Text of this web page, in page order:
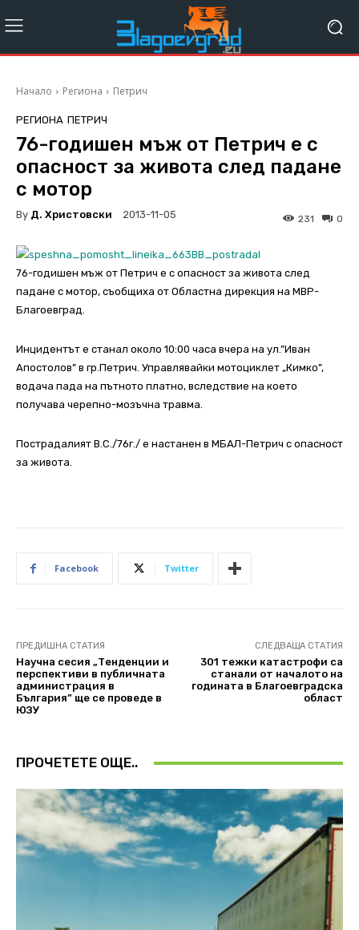
Начало Региона Петрич
РЕГИОНА ПЕТРИЧ
76-годишен мъж от Петрич е с
опасност за живота след падане
с мотор
By Д. Христовски 2013-11-05 0
231
76-годишен мъж от Петрич е с опасност за живота след
падане с мотор, съобщиха от Областна дирекция на МВР-
Благоевград.
Инцидентът е станал около 10:00 часа вчера на ул.”Иван
Апостолов” в гр.Петрич. Управлявайки мотоциклет „Кимко”,
водача пада на пътното платно, вследствие на което
получава черепно-мозъчна травма.
Пострадалият В.С./76г./ е настанен в МБАЛ-Петрич с опасност
за живота.
Facebook Twitter
ПРЕДИШНА СТАТИЯ
Научна сесия „Тенденции и
перспективи в публичната
администрация в
България” ще се проведе в
ЮЗУ
СЛЕДВАЩА СТАТИЯ
301 тежки катастрофи са
станали от началото на
годината в Благоевградска
област
ПРОЧЕТЕТЕ ОЩЕ..